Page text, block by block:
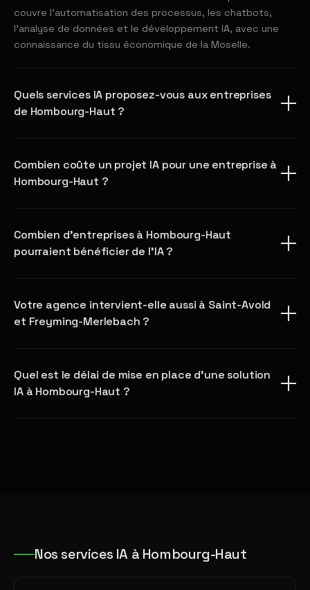
couvre l'automatisation des processus, les chatbots,
l'analyse de données et le développement IA, avec une
connaissance du tissu économique de la Moselle.
Quels services IA proposez-vous aux entreprises
de Hombourg-Haut ?
Combien coûte un projet IA pour une entreprise à
Hombourg-Haut ?
Combien d'entreprises à Hombourg-Haut
pourraient bénéficier de l'IA ?
Votre agence intervient-elle aussi à Saint-Avold
et Freyming-Merlebach ?
Quel est le délai de mise en place d'une solution
IA à Hombourg-Haut ?
Nos services IA à Hombourg-Haut